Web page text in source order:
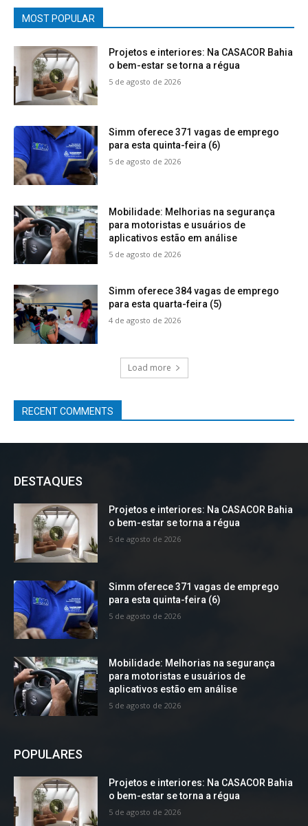
MOST POPULAR
Projetos e interiores: Na CASACOR Bahia
o bem-estar se torna a régua
5 de agosto de 2026
Simm oferece 371 vagas de emprego
para esta quinta-feira (6)
5 de agosto de 2026
Mobilidade: Melhorias na segurança
para motoristas e usuários de
aplicativos estão em análise
5 de agosto de 2026
Simm oferece 384 vagas de emprego
para esta quarta-feira (5)
4 de agosto de 2026
Load more
RECENT COMMENTS
DESTAQUES
Projetos e interiores: Na CASACOR Bahia
o bem-estar se torna a régua
5 de agosto de 2026
Simm oferece 371 vagas de emprego
para esta quinta-feira (6)
5 de agosto de 2026
Mobilidade: Melhorias na segurança
para motoristas e usuários de
aplicativos estão em análise
5 de agosto de 2026
POPULARES
Projetos e interiores: Na CASACOR Bahia
o bem-estar se torna a régua
5 de agosto de 2026